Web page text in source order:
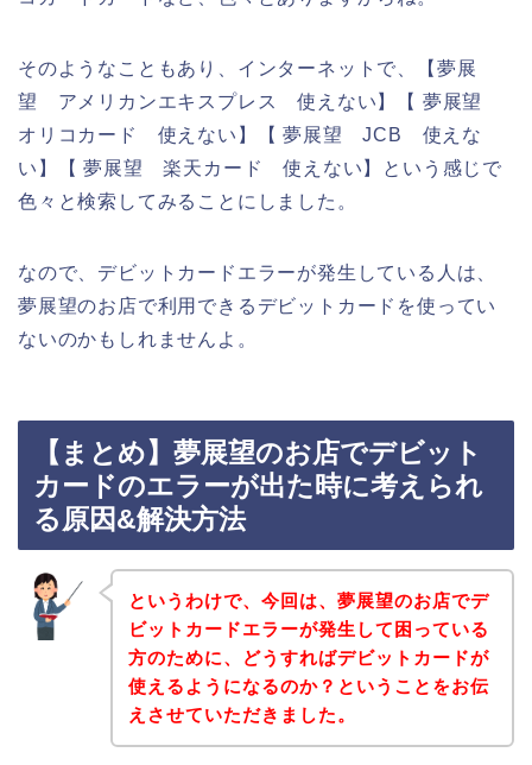
そのようなこともあり、インターネットで、【夢展
望 アメリカンエキスプレス 使えない】【 夢展望
オリコカード 使えない】【 夢展望 JCB 使えな
い】【 夢展望 楽天カード 使えない】という感じで
色々と検索してみることにしました。
なので、デビットカードエラーが発生している人は、
夢展望のお店で利用できるデビットカードを使ってい
ないのかもしれませんよ。
【まとめ】夢展望のお店でデビット
カードのエラーが出た時に考えられ
る原因&解決方法
というわけで、今回は、夢展望のお店でデ
ビットカードエラーが発生して困っている
方のために、どうすればデビットカードが
使えるようになるのか？ということをお伝
えさせていただきました。